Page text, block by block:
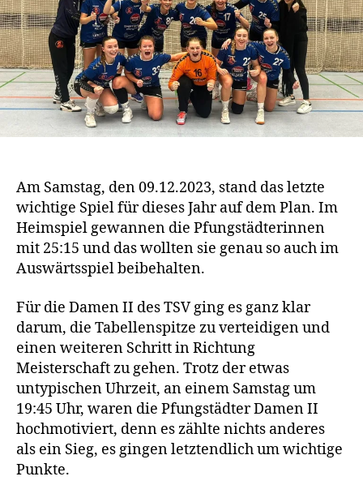
Am Samstag, den 09.12.2023, stand das letzte
wichtige Spiel für dieses Jahr auf dem Plan. Im
Heimspiel gewannen die Pfungstädterinnen
mit 25:15 und das wollten sie genau so auch im
Auswärtsspiel beibehalten.
Für die Damen II des TSV ging es ganz klar
darum, die Tabellenspitze zu verteidigen und
einen weiteren Schritt in Richtung
Meisterschaft zu gehen. Trotz der etwas
untypischen Uhrzeit, an einem Samstag um
19:45 Uhr, waren die Pfungstädter Damen II
hochmotiviert, denn es zählte nichts anderes
als ein Sieg, es gingen letztendlich um wichtige
Punkte.